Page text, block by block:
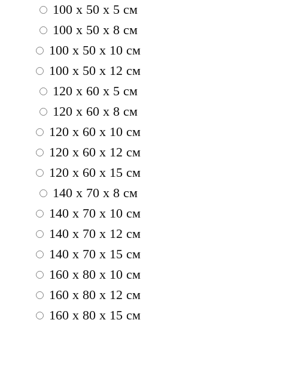
100 x 50 x 5 см
100 х 50 х 8 см
100 x 50 x 10 см
100 x 50 x 12 см
120 x 60 x 5 см
120 x 60 x 8 см
120 x 60 x 10 см
120 x 60 x 12 см
120 x 60 x 15 см
140 x 70 x 8 см
140 x 70 x 10 см
140 x 70 x 12 см
140 x 70 x 15 см
160 x 80 x 10 см
160 x 80 x 12 см
160 x 80 x 15 см